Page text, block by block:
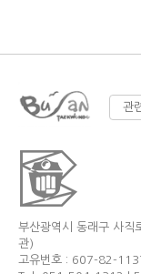
부산광역시 동래구 사직
관)
고유번호 : 607-82-